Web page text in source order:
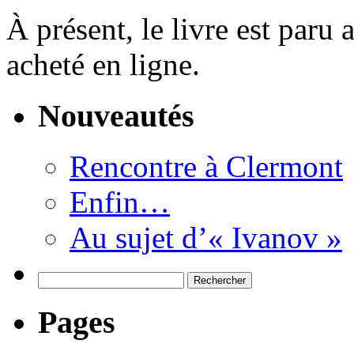
À présent, le livre est paru
acheté en ligne.
Nouveautés
Rencontre à Clermont
Enfin…
Au sujet d’« Ivanov »
Pages